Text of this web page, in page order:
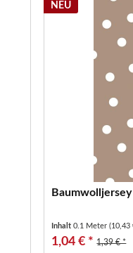
NEU
Inhalt0.1 Meter
1,04 € * 1,39 € *